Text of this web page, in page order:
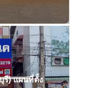
รี) แผนที่ตั้ง